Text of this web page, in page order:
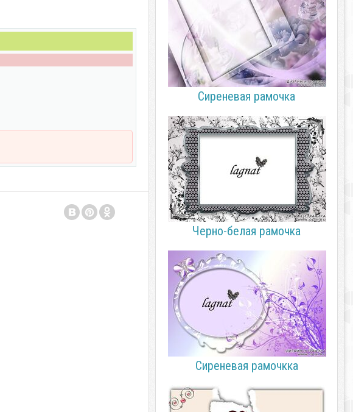
Сиреневая рамочка
Черно-белая рамочка
Сиреневая рамочкка